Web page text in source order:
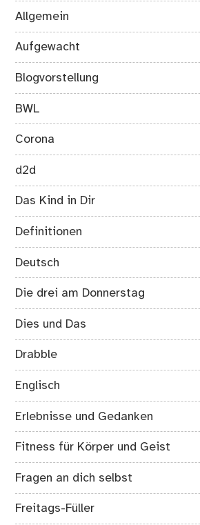
Allgemein
Aufgewacht
Blogvorstellung
BWL
Corona
d2d
Das Kind in Dir
Definitionen
Deutsch
Die drei am Donnerstag
Dies und Das
Drabble
Englisch
Erlebnisse und Gedanken
Fitness für Körper und Geist
Fragen an dich selbst
Freitags-Füller